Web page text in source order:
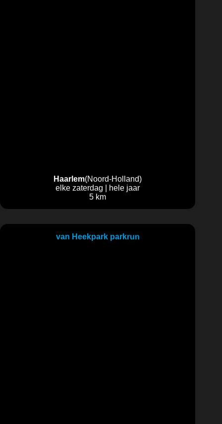
Haarlem(Noord-Holland)
elke zaterdag | hele jaar
5 km
van Heekpark parkrun